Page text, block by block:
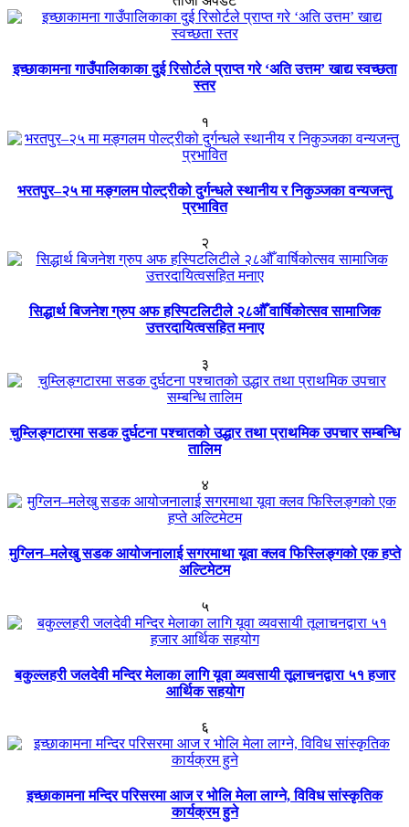
इच्छाकामना गाउँपालिकाका दुई रिसोर्टले प्राप्त गरे ‘अति उत्तम’ खाद्य स्वच्छता
स्तर
१
भरतपुर–२५ मा मङ्गलम पोल्ट्रीको दुर्गन्धले स्थानीय र निकुञ्जका वन्यजन्तु
प्रभावित
२
सिद्धार्थ बिजनेश ग्रुप अफ हस्पिटलिटीले २८औँ वार्षिकोत्सव सामाजिक
उत्तरदायित्वसहित मनाए
३
चुम्लिङ्गटारमा सडक दुर्घटना पश्चातको उद्धार तथा प्राथमिक उपचार सम्बन्धि
तालिम
४
मुग्लिन–मलेखु सडक आयोजनालाई सगरमाथा यूवा क्लव फिस्लिङ्गको एक हप्ते
अल्टिमेटम
५
बकुल्लहरी जलदेवी मन्दिर मेलाका लागि यूवा व्यवसायी तूलाचनद्वारा ५१ हजार
आर्थिक सहयोग
६
इच्छाकामना मन्दिर परिसरमा आज र भोलि मेला लाग्ने, विविध सांस्कृतिक
कार्यक्रम हुने